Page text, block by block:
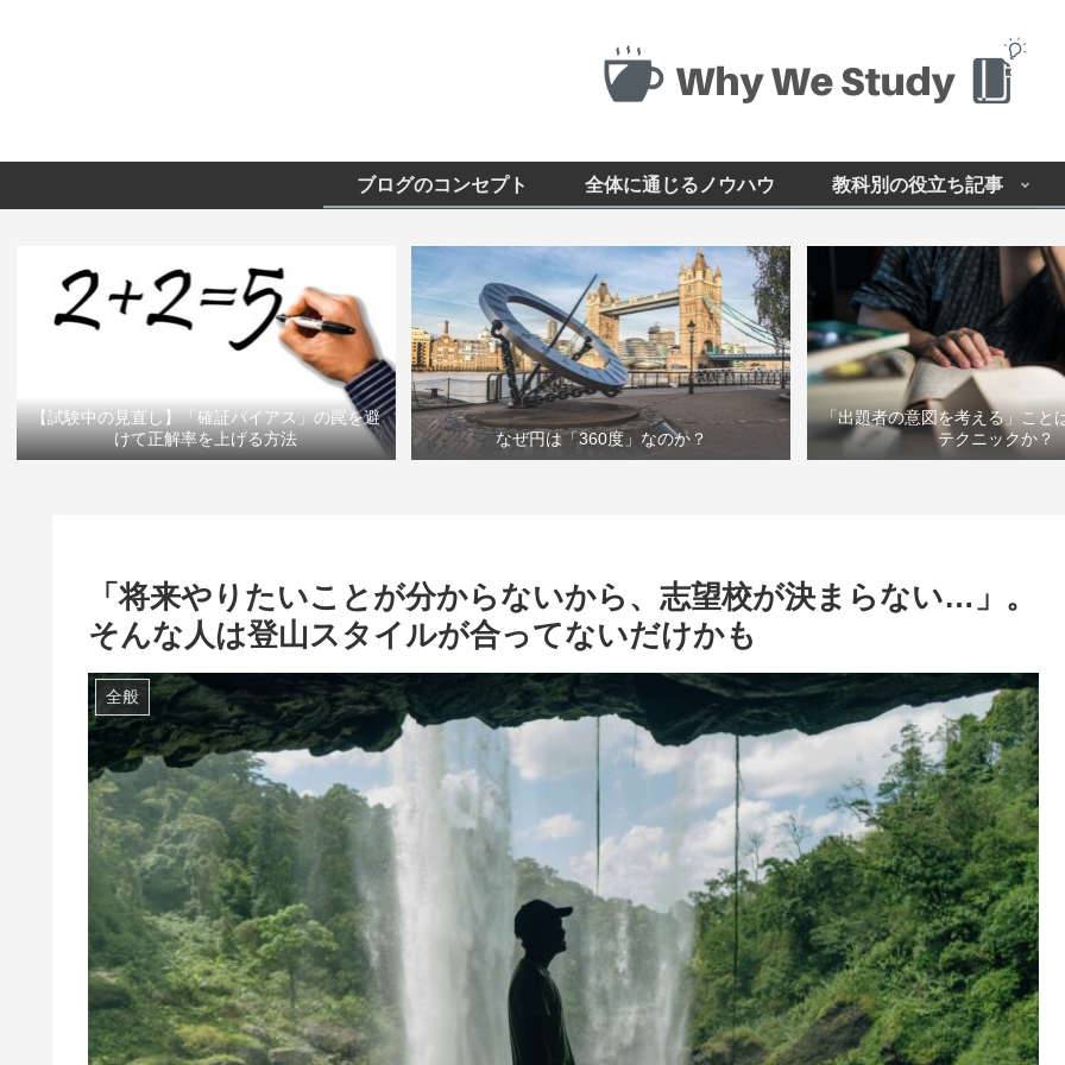
ブログのコンセプト 全体に通じるノウハウ 教科別の役立ち記事
【試験中の見直し】「確証バイアス」の罠を避
けて正解率を上げる方法
なぜ円は「360度」なのか？
「出題者の意図を考える」こと
テクニックか？
「将来やりたいことが分からないから、志望校が決まらない…」。
そんな人は登山スタイルが合ってないだけかも
全般